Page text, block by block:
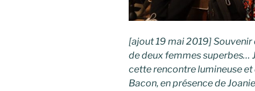
[ajout 19 mai 2019]
de deux femmes superbes…
cette rencontre lumineuse
Bacon, en présence de